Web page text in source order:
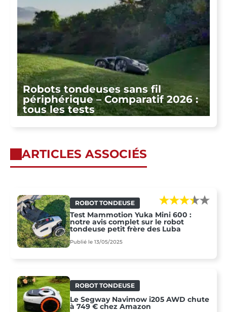
Robots tondeuses sans fil
périphérique – Comparatif 2026 :
tous les tests
ARTICLES ASSOCIÉS
ROBOT TONDEUSE
Test Mammotion Yuka Mini 600 :
notre avis complet sur le robot
tondeuse petit frère des Luba
Publié le 13/05/2025
ROBOT TONDEUSE
Le Segway Navimow i205 AWD chute
à 749 € chez Amazon